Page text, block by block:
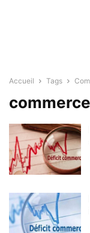
Accueil Tags